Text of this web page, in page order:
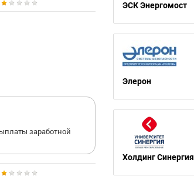
ЭСК Энергомост
Элерон
Холдинг Синергия
заработной